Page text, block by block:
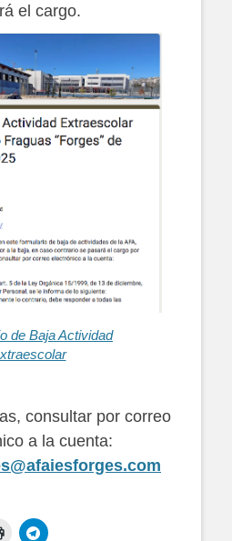
el cargo.
de Baja Actividad
consultar por correo
a la cuenta: